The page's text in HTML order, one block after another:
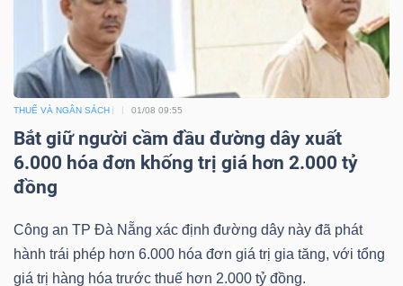
THUẾ VÀ NGÂN SÁCH 01/08 09:55
Bắt giữ người cầm đầu đường dây xuất
6.000 hóa đơn khống trị giá hơn 2.000 tỷ
đồng
Công an TP Đà Nẵng xác định đường dây này đã phát
hành trái phép hơn 6.000 hóa đơn giá trị gia tăng, với tổng
giá trị hàng hóa trước thuế hơn 2.000 tỷ đồng.